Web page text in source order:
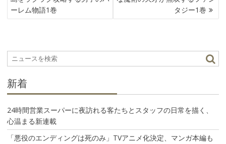
ナ
ビ
シ
ョ
ーレム物語1巻
タジー1巻
新着
24時間営業スーパーに夜訪れる客たちとスタッフの日常を描く、
心温まる新連載
「悪役のエンディングは死のみ」TVアニメ化決定、マンガ本編も